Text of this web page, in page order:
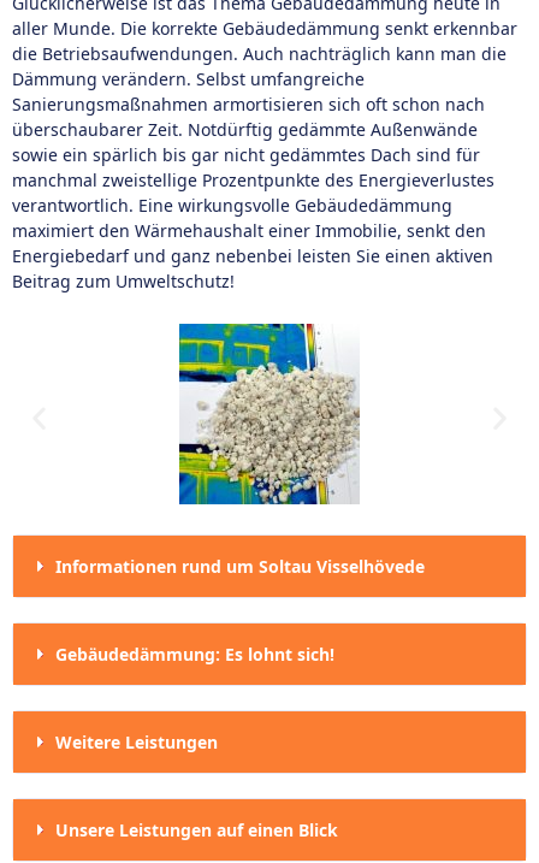
aller Munde. Die korrekte Gebäudedämmung senkt erkennbar
die Betriebsaufwendungen. Auch nachträglich kann man die
Dämmung verändern. Selbst umfangreiche
Sanierungsmaßnahmen armortisieren sich oft schon nach
überschaubarer Zeit. Notdürftig gedämmte Außenwände
sowie ein spärlich bis gar nicht gedämmtes Dach sind für
manchmal zweistellige Prozentpunkte des Energieverlustes
verantwortlich. Eine wirkungsvolle Gebäudedämmung
maximiert den Wärmehaushalt einer Immobilie, senkt den
Energiebedarf und ganz nebenbei leisten Sie einen aktiven
Beitrag zum Umweltschutz!
Informationen rund um Soltau Visselhövede
Gebäudedämmung: Es lohnt sich!
Weitere Leistungen
Unsere Leistungen auf einen Blick